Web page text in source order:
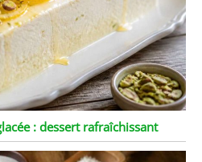
: dessert rafraîchissant